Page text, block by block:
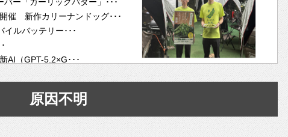
催 新作カリーナンドッグ･･･
ルバッテリー･･･
AI（GPT-5.2×G･･･
Ultra･･･
テム、”自分が今話し･･･
、想いを渡す」 TE･･･
原因不明